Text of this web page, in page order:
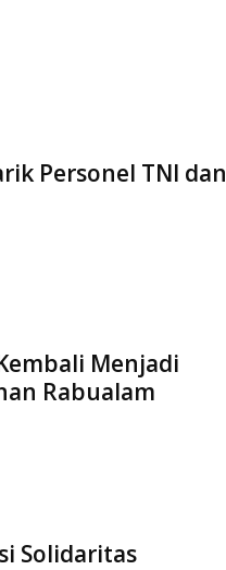
Personel TNI dan
Menjadi
Rabualam
Solidaritas